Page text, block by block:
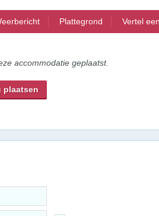
Plattegrond Vertel
accommodatie geplaatst.
plaatsen